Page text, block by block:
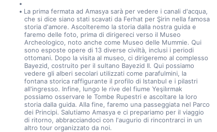
La prima fermata ad Amasya sarà per vedere i canali d'acqua,
che si dice siano stati scavati da Ferhat per Şirin nella famosa
storia d'amore. Ascolteremo la storia dalla nostra guida e
faremo delle foto, prima di dirigereci verso il Museo
Archeologico, noto anche come Museo delle Mummie. Qui
sono esposte opere di 13 diverse civiltà, inclusi i periodi
ottomani. Dopo la visita al museo, ci dirigeremo al complesso
Bayezid, costruito per il sultano Bayezid II. Qui possiamo
vedere gli alberi secolari utilizzati come parafulmini, la
fontana storica raffigurante il profilo di Istanbul e i pilastri
all'ingresso. Infine, lungo le rive del fiume Yeşilırmak
possiamo osservare le Tombe Rupestri e ascoltare la loro
storia dalla guida. Alla fine, faremo una passeggiata nel Parco
dei Principi. Salutiamo Amasya e ci prepariamo per il viaggio
di ritorno, abbracciandoci con l'augurio di rincontrarci in un
altro tour organizzato da noi.